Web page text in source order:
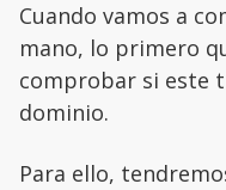
Cuando vamos a
mano, lo primero
comprobar si este
dominio.
Para ello,